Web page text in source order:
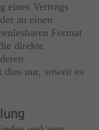
eines Vertrags
an einen
Format
direkte
nur, soweit es